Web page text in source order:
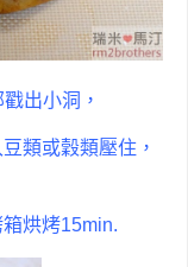
出小洞，
類或穀類壓住，
烘烤15min.